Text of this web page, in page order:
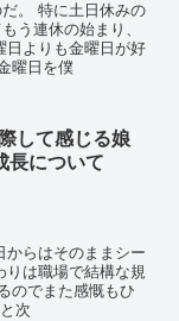
。 特に土日休みの
う連休の始まり、
日よりも金曜日が好
曜日を僕
して感じる娘
長について
からはそのままシー
りは職場で結構な規
のでまた感慨もひ
次